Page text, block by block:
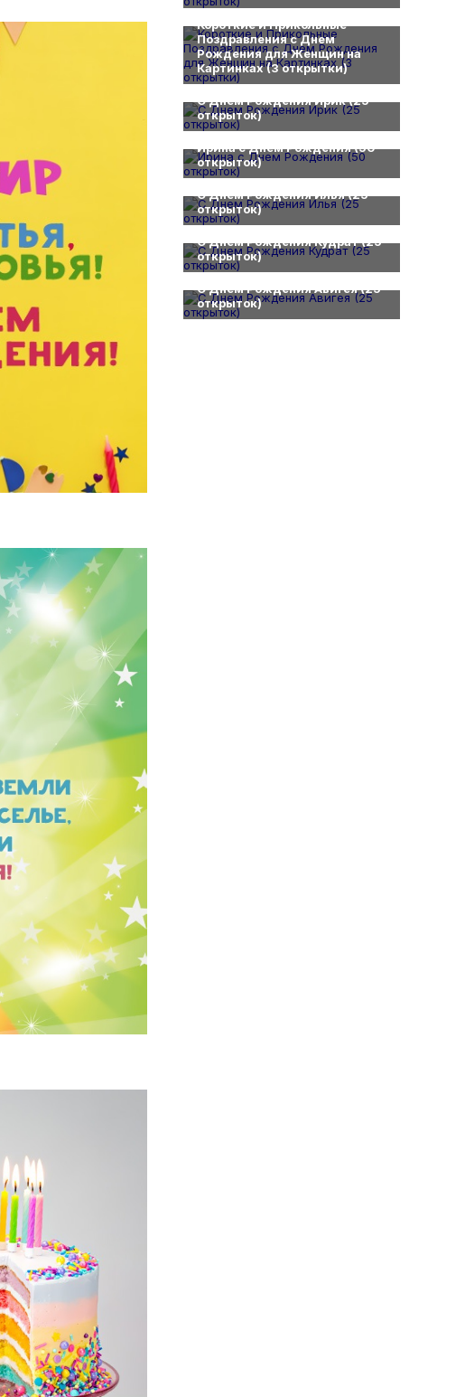
Короткие и Прикольные
Поздравления с Днем
Рождения для Женщин на
Картинках (3 открытки)
С Днем Рождения Ирик (25
открыток)
Ирина с Днем Рождения (50
открыток)
С Днем Рождения Илья (25
открыток)
С Днем Рождения Кудрат (25
открыток)
С Днем Рождения Авигея (25
открыток)